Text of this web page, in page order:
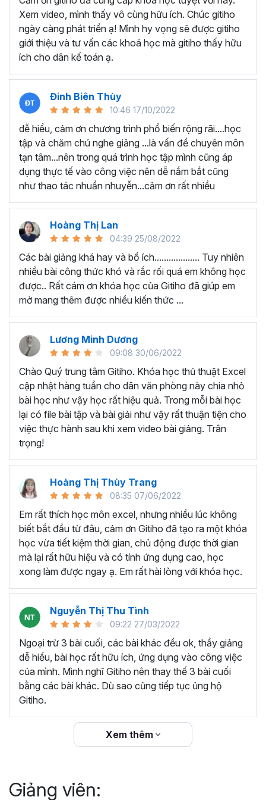
Học nhanh nhưng nhớ lâu bởi luôn có các bài tập
thực hành kèm với lý thuyết.
Các video bài giảng được xây dựng dựa trên các
chủ đề cụ thể, đồng thời chú trọng tối đa đến tính
ứng dụng cao. Đặc biệt, bộ videocác thủ thuật
khác, phù hợp với tất cả mọi đối tượng muốn tỏa
sáng nơi công sở với thủ thuật Excel nâng cao thông
minh và tạo kết quả bất ngờ trong công việc.
Bạn sẽ tự tin xử lý được mọi việc trên các công cụ
Excel một cách chuyên nghiệp giúp đẩy nhân được
tiến độ công việc, nâng cao hiệu suất làm việc lên
tới 5 lần.
Đặc biệt khiđăng ký khóa học EXG02học viên sẽ có cơ
hội nhận ưu đãi sở hữu trọn đời chỉ với
tác đăng ký khá đơn giản, bạn chỉ cần nhấn vào ĐĂNG
KÝ HỌC NGAY khóa học EXG08 trên gitiho.com là xong.
Nếu có bất cứ thắc mắc nào liên quan đến tớikhóa học
EXG02 - Thủ thuật Excel cập nhật hàng tuầnbạn hãy
để kết nối cho Gitiho qua hotline 0774 116 285 để được
tư vấn chi tiết nhé.
Nội dung bài giảng trong khóa
học thủ thuật trên Excel của
Gitiho?
Khóa học Thủ thuật Excel cập nhật các mẹo Excel văn
phòng hàng tuần, bạn có thể được update những nội
dung mới nhất về tin học văn phòng như sau:
Định dạng nhanh bằng công cụFormat Paintervà
toán, các thủ thuật excel tính tổng, đặt tên nhanh
cho bảng tính, hiển thị công thức trong ô, tạo ghi
chú và cố định dòng - cột.
Kỹ thuật định dạng và xử lý dữ liệu bao gồm tự động
thêm ký hiệu tiền tệ, viết biểu thức hóa học - toán
học và loại bỏ dữ liệu trùng lặp.
Tổng hợp thủ thuật với hàm, công thức bao gồm
cách tắt/mở gợi ý khi viết hàm, đặt tên và sử dụng
gian.
Tổng hợp hàm, công thức tính toán theo thời gian
như hàm tính toán theo tháng, tuổi, ngày hết hạn
hợp đồng,...
Hướng dẫn dùng các hàm và công thức nâng cao
nhưSUM, SUMIFS, VLOOKUP, INDEX, và các thủ
thuật hay trong Excel khác với hàm và công thức.
Những thiết lập chế độ làm việc trên Excel như thiết
lập theme, background, in ấn, và các thanh, tiêu đề,
đường kẻ lưới trong Excel.
và gán nội dung văn bản vào hình khối.
Xem video, mình thấy vô cùng hữu ích. Chúc gitiho
ngày càng phát triển ạ! Mình hy vọng sẽ được gitiho
giới thiệu và tư vấn các khoá học mà gitiho thấy hữu
ích cho dân kế toán ạ.
Đinh Biên Thùy
10:46 17/10/2022
dễ hiểu, cảm ơn chương trình phổ biến rộng rãi....học
tập và chăm chú nghe giảng ...là vấn đề chuyên môn
tạn tâm...nên trong quá trình học tập mình cũng áp
dụng thực tế vào công việc nên dễ nắm bắt cũng
như thao tác nhuần nhuyễn...cảm ơn rất nhiều
Hoàng Thị Lan
04:39 25/08/2022
Các bài giảng khá hay và bổ ích................... Tuy nhiên
nhiều bài công thức khó và rắc rối quá em không học
được.. Rất cám ơn khóa học của Gitiho đã giúp em
mở mang thêm được nhiều kiến thức ...
Lương Minh Dương
09:08 30/06/2022
Chào Quý trung tâm Gitiho. Khóa học thủ thuật Excel
cập nhật hàng tuần cho dân văn phòng này chia nhỏ
bài học như vậy học rất hiệu quả. Trong mỗi bài học
lại có file bài tập và bài giải như vậy rất thuận tiện cho
việc thực hành sau khi xem video bài giảng. Trân
trọng!
Hoàng Thị Thùy Trang
08:35 07/06/2022
Em rất thích học môn excel, nhưng nhiều lúc không
biết bắt đầu từ đâu, cảm ơn Gitiho đã tạo ra một khóa
học vừa tiết kiệm thời gian, chủ động được thời gian
mà lại rất hữu hiệu và có tính ứng dụng cao, học
xong làm được ngay ạ. Em rất hài lòng với khóa học.
Nguyễn Thị Thu Tình
09:22 27/03/2022
Ngoại trừ 3 bài cuối, các bài khác đều ok, thầy giảng
dễ hiểu, bài học rất hữu ích, ứng dụng vào công việc
của mình. Mình nghĩ Gitiho nên thay thế 3 bài cuối
bằng các bài khác. Dù sao cũng tiếp tục ủng hộ
Gitiho.
Xem thêm
Giảng viên: